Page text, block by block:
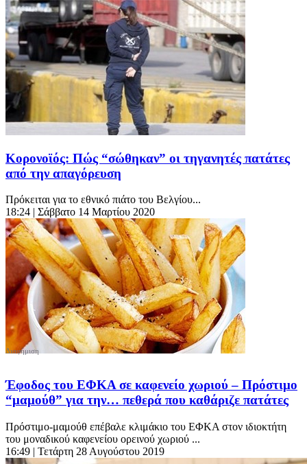
Κορονοϊός: Πώς “σώθηκαν” οι τηγανητές πατάτες
από την απαγόρευση
Πρόκειται για το εθνικό πιάτο του Βελγίου...
18:24 | Σάββατο 14 Μαρτίου 2020
Έφοδος του ΕΦΚΑ σε καφενείο χωριού – Πρόστιμο
“μαμούθ” για την… πεθερά που καθάριζε πατάτες
Πρόστιμο-μαμούθ επέβαλε κλιμάκιο του ΕΦΚΑ στον ιδιοκτήτη
του μοναδικού καφενείου ορεινού χωριού ...
16:49 | Τετάρτη 28 Αυγούστου 2019